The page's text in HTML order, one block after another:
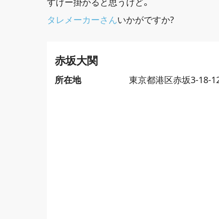
タレメーカーさんいかがですか?
スポット情報
赤坂大関
所在地 東京都港区赤坂3-18-